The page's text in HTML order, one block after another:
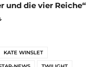
und die vier Reiche“
KATE WINSLET